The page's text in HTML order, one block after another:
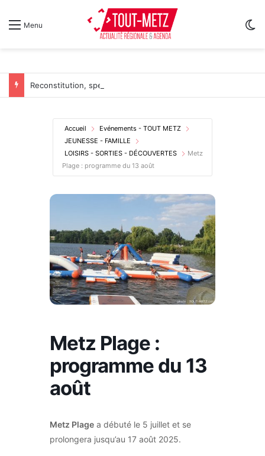
Menu
Accueil
Evénements - TOUT METZ
JEUNESSE - FAMILLE
LOISIRS - SORTIES - DÉCOUVERTES
Metz
Plage : programme du 13 août
Metz Plage :
programme du 13
août
Metz Plage a débuté le 5 juillet et se
prolongera jusqu’au 17 août 2025.